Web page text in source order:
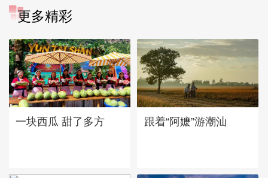
更多精彩
一块西瓜 甜了多方 跟着“阿嬷”游潮汕